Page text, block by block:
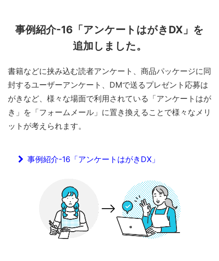
事例紹介-16「アンケートはがきDX」を
追加しました。
書籍などに挟み込む読者アンケート、商品パッケージに同
封するユーザーアンケート、DMで送るプレゼント応募は
がきなど、様々な場面で利用されている「アンケートはが
き」を「フォームメール」に置き換えることで様々なメリ
ットが考えられます。
事例紹介-16「アンケートはがきDX」